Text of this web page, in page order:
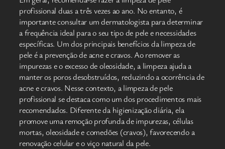
profissional duas a três vezes ao ano. No entanto, é
importante consultar um dermatologista para determinar
a frequência ideal para o seu tipo de pele e necessidades
específicas. Um dos principais benefícios da limpeza de
pele é a prevenção de acne e cravos. Ao remover as
impurezas e o excesso de oleosidade, a limpeza ajuda a
manter os poros desobstruídos, reduzindo a ocorrência de
acne e cravos. Nesse contexto, a limpeza de pele
profissional se destaca como um dos procedimentos mais
recomendados. Diferente da higienização diária, ela
promove uma remoção profunda de impurezas, células
mortas, oleosidade e comedões (cravos), favorecendo a
renovação celular e o viço natural da pele.